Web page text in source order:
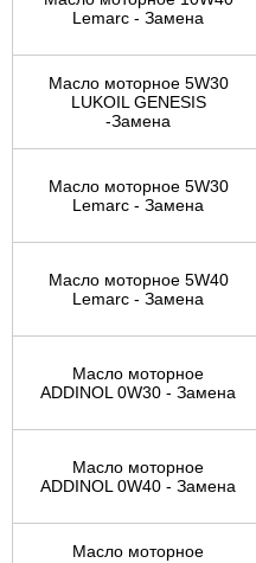
Lemarc - Замена
Масло моторное 5W30
LUKOIL GENESIS
-Замена
Масло моторное 5W30
Lemarc - Замена
Масло моторное 5W40
Lemarc - Замена
Масло моторное
ADDINOL 0W30 - Замена
Масло моторное
ADDINOL 0W40 - Замена
Масло моторное